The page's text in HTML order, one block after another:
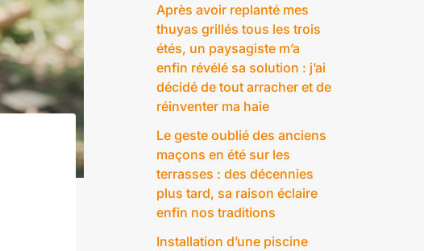
Après avoir replanté mes
thuyas grillés tous les trois
étés, un paysagiste m’a
enfin révélé sa solution : j’ai
décidé de tout arracher et de
réinventer ma haie
Le geste oublié des anciens
maçons en été sur les
terrasses : des décennies
plus tard, sa raison éclaire
enfin nos traditions
Installation d’une piscine